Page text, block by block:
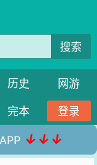
搜索
历史
网游
完本 登录
↓↓↓